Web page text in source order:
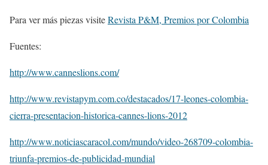
Para ver más piezas visiteRevista P&M, Premios por Colombia
Fuentes:
http://www.canneslions.com/
http://www.revistapym.com.co/destacados/17-leones-colombia-
cierra-presentacion-historica-cannes-lions-2012
http://www.noticiascaracol.com/mundo/video-268709-colombia-
triunfa-premios-de-publicidad-mundial